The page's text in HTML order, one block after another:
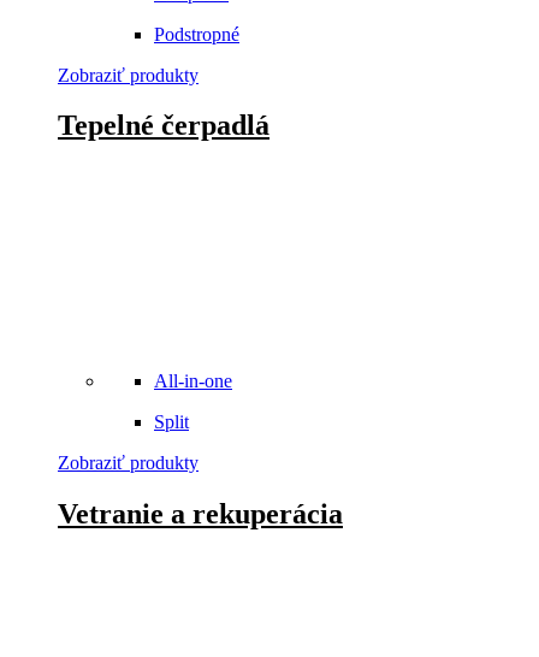
Podstropné
Zobraziť produkty
Tepelné čerpadlá
All-in-one
Split
Zobraziť produkty
Vetranie a rekuperácia